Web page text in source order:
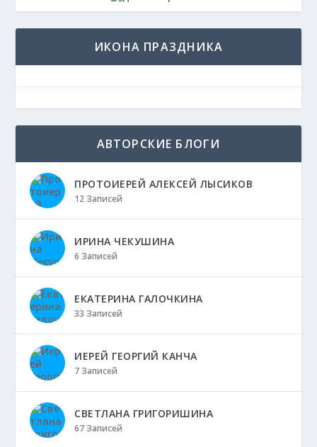
ИКОНА ПРАЗДНИКА
АВТОРСКИЕ БЛОГИ
ПРОТОИЕРЕЙ АЛЕКСЕЙ ЛЫСИКОВ
12 Записей
ИРИНА ЧЕКУШИНА
6 Записей
ЕКАТЕРИНА ГАЛОЧКИНА
33 Записей
ИЕРЕЙ ГЕОРГИЙ КАНЧА
7 Записей
СВЕТЛАНА ГРИГОРИШИНА
67 Записей